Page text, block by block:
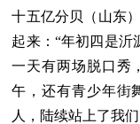
十五亿分贝（山东
起来：“年初四是沂
一天有两场脱口秀
午，还有青少年街
人，陆续站上了我